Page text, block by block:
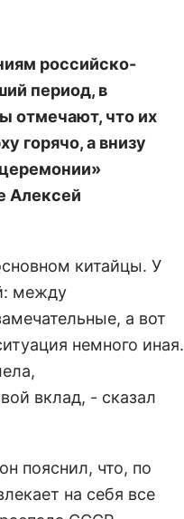
российско-
период, в
отмечают, что их
горячо, а внизу
Алексей
китайцы. У
между
а вот
немного иная.
вклад, - сказал
пояснил, что, по
на себя все